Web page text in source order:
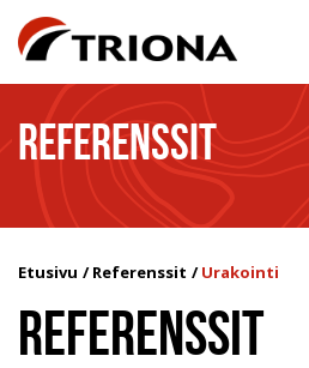
REFERENSSIT
Etusivu Referenssit Urakointi
REFERENSSIT